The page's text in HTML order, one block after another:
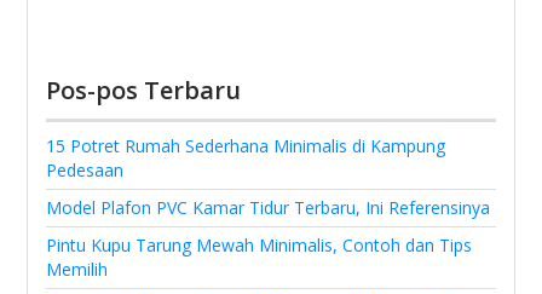
Pos-pos Terbaru
15 Potret Rumah Sederhana Minimalis di Kampung
Pedesaan
Model Plafon PVC Kamar Tidur Terbaru, Ini Referensinya
Pintu Kupu Tarung Mewah Minimalis, Contoh dan Tips
Memilih